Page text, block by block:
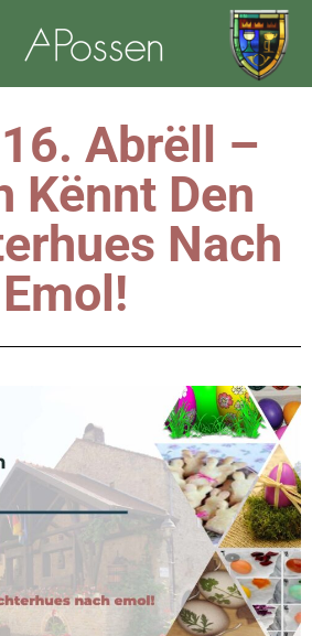
Abrëll –
Kënnt Den
Nach
Emol!